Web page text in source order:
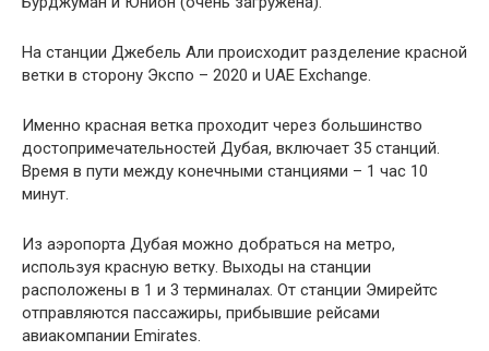
На станции Джебель Али происходит разделение красной
ветки в сторону Экспо – 2020 и UAE Exchange.
Именно красная ветка проходит через большинство
достопримечательностей Дубая, включает 35 станций.
Время в пути между конечными станциями – 1 час 10
минут.
Из аэропорта Дубая можно добраться на метро,
используя красную ветку. Выходы на станции
расположены в 1 и 3 терминалах. От станции Эмирейтс
отправляются пассажиры, прибывшие рейсами
авиакомпании Emirates.